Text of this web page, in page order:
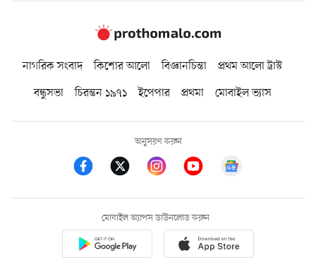
নাগরিক সংবাদ কিশোর আলো বিজ্ঞানচিন্তা
প্রথম আলো ট্রাস্ট
বন্ধুসভা
চিরন্তন ১৯৭১ ইপেপার প্রথমা মোবাইল ভ্যাস
অনুসরণ করুন
মোবাইল অ্যাপস ডাউনলোড করুন